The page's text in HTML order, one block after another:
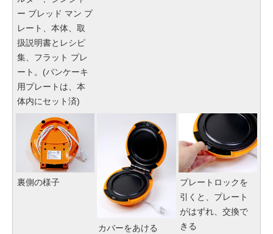
ー ブレッド マン プ
レート、本体、取
扱説明書とレシピ
集、フラット プレ
ート。(パンケーキ
用プレートは、本
体内にセット済)
裏側の様子
カバーをあける
プレートロックを
引くと、プレート
がはずれ、交換で
きる